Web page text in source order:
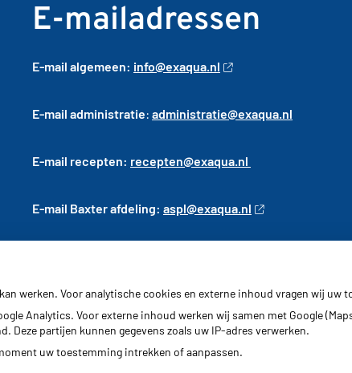
E-mailadressen
E-mail algemeen: info@exaqua.nl
E-mail administratie: administratie@exaqua.nl
E-mail recepten: recepten@exaqua.nl
E-mail Baxter afdeling: aspl@exaqua.nl
deherhaalservice-apotheekexaqua@ezorg.nl
werken. Voor analytische cookies en externe inhoud vragen wij uw
Analytics. Voor externe inhoud werken wij samen met Google
Deze partijen kunnen gegevens zoals uw IP-adres verwerken.
uw toestemming intrekken of aanpassen.